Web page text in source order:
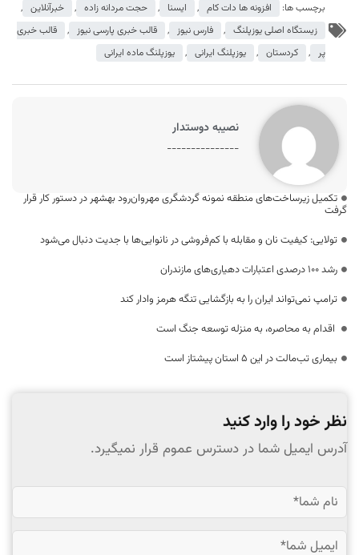
برچسب ها: افزونه ها دات کام , ایسنا , حجت مردانه زاده , خبرآنلاین ,
زیستگاه اصلی یوزپلنگ , فارس نیوز , قالب خبری پارسی نیوز ,
قالب خبری
پر
, کردستان , یوزپلنگ ایرانی , یوزپلنگ ماده ایرانی
نصیبه دوستدار
---------------
تکمیل زیرساخت‌های منطقه نمونه گردشگری مهروان‌رود بهشهر در دستور کار قرار
گرفت
تولایی: کیفیت نان و مقابله با کم‌فروشی در نانوایی‌ها با جدیت دنبال می‌شود
رشد ۱۰۰ درصدی اعتبارات دهیاری‌های مازندران
ترامپ نمی‌تواند ایران را به بازگشایی تنگه هرمز وادار کند
اقدام به محاصره، به منزله توسعه جنگ است
بیماری تب‌مالت در این ۵ استان پیشتاز است
نظر خود را وارد کنید
آدرس ایمیل شما در دسترس عموم قرار نمیگیرد.